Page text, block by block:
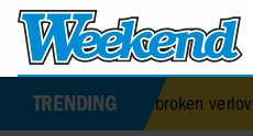
TRENDING
liefde na verbroken verloving•